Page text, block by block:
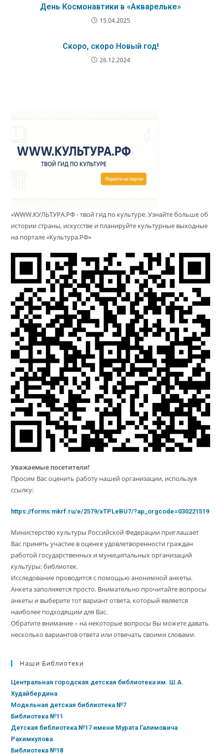
День Космонавтики в «Акварельке»
15.04.2025
Скоро, скоро Новый год!
26.12.2024
«WWW.КУЛЬТУРА.РФ - твой гид по культуре. Узнайте больше об
истории страны, искусстве и планируйте культурные выходные
на портале «Культура.РФ»
Уважаемые посетители!
Просим Вас оценить работу нашей организации, используя
ссылку:
https://forms.mkrf.ru/e/2579/xTPLeBU7/?ap_orgcode=030221519
Министерство культуры Российской Федерации приглашает
Вас принять участие в оценке удовлетворенности граждан
работой государственных и муниципальных организаций
культуры: библиотек.
Исследование проводится с помощью анонимной анкеты.
Анкета заполняется просто. Внимательно прочитайте вопросы
анкеты и выберите тот вариант ответа, который является
наиболее подходящим для Вас.
Обратите внимание – на некоторые вопросы Вы можете давать
несколько вариантов ответа или отвечать своими словами.
Наши Библиотеки
Центральная городская детская библиотека им. Ш.А.
Худайбердина
Модельная детская библиотека №7
Библиотека №11
Детская библиотека №17 имени Мурата Галимовича
Рахимкулова
Библиотека №18